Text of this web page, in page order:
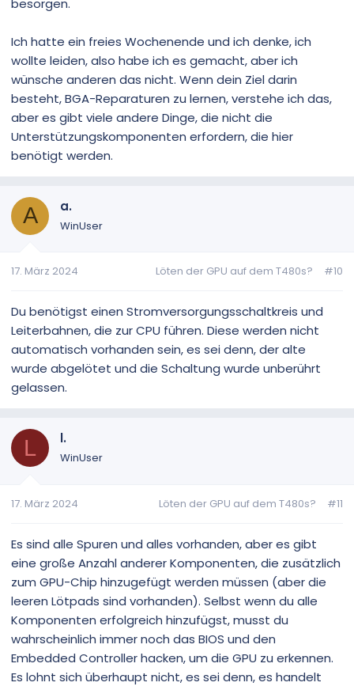
Ich hatte ein freies Wochenende und ich denke, ich
wollte leiden, also habe ich es gemacht, aber ich
wünsche anderen das nicht. Wenn dein Ziel darin
besteht, BGA-Reparaturen zu lernen, verstehe ich das,
aber es gibt viele andere Dinge, die nicht die
Unterstützungskomponenten erfordern, die hier
benötigt werden.
A a.
WinUser
17. März 2024 Löten der GPU auf dem T480s? #10
Du benötigst einen Stromversorgungsschaltkreis und
Leiterbahnen, die zur CPU führen. Diese werden nicht
automatisch vorhanden sein, es sei denn, der alte
wurde abgelötet und die Schaltung wurde unberührt
gelassen.
L l.
WinUser
17. März 2024 Löten der GPU auf dem T480s? #11
Es sind alle Spuren und alles vorhanden, aber es gibt
eine große Anzahl anderer Komponenten, die zusätzlich
zum GPU-Chip hinzugefügt werden müssen (aber die
leeren Lötpads sind vorhanden). Selbst wenn du alle
Komponenten erfolgreich hinzufügst, musst du
wahrscheinlich immer noch das BIOS und den
Embedded Controller hacken, um die GPU zu erkennen.
Es lohnt sich überhaupt nicht, es sei denn, es handelt